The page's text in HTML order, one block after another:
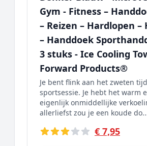
Gym - Fitness –
– Reizen – Hardlopen –
– Handdoek
3 stuks - Ice Cooling
Forward Products®
Je bent flink aan het zweten
sportsessie. Je hebt het warm
eigenlijk onmiddellijke
allerliefst zou je een koude
€ 7,95